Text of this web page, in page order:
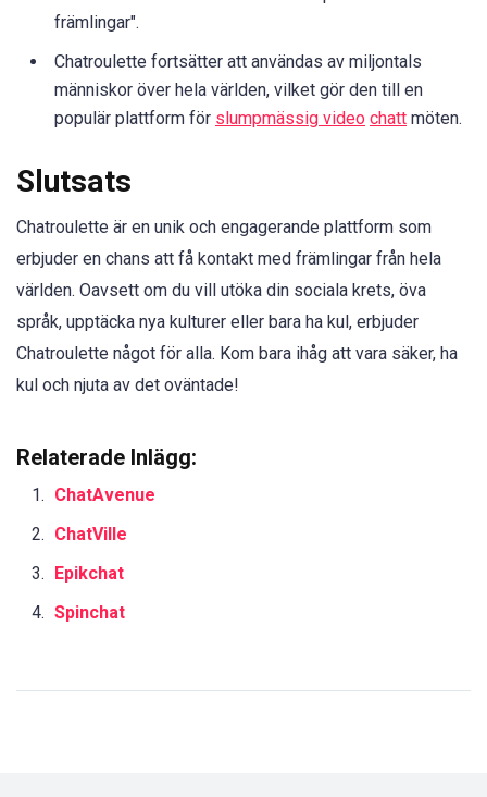
främlingar".
Chatroulette fortsätter att användas av miljontals
människor över hela världen, vilket gör den till en
populär plattform för slumpmässig video chatt möten.
Slutsats
Chatroulette är en unik och engagerande plattform som
erbjuder en chans att få kontakt med främlingar från hela
världen. Oavsett om du vill utöka din sociala krets, öva
språk, upptäcka nya kulturer eller bara ha kul, erbjuder
Chatroulette något för alla. Kom bara ihåg att vara säker, ha
kul och njuta av det oväntade!
Relaterade Inlägg:
ChatAvenue
ChatVille
Epikchat
Spinchat